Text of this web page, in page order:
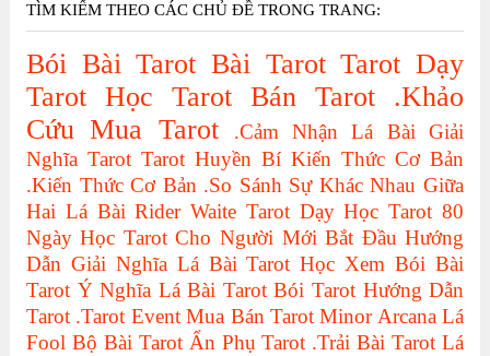
TÌM KIẾM THEO CÁC CHỦ ĐỀ TRONG TRANG:
Bói Bài Tarot Bài Tarot Tarot Dạy
Tarot Học Tarot Bán Tarot
.Khảo
Cứu Mua Tarot .Cảm Nhận Lá Bài
Giải
Nghĩa Tarot Tarot Huyền Bí Kiến Thức Cơ Bản
.Kiến Thức Cơ Bản .So Sánh Sự Khác Nhau Giữa
Hai Lá Bài Rider Waite Tarot Dạy Học Tarot 80
Ngày Học Tarot Cho Người Mới Bắt Đầu Hướng
Dẫn Giải Nghĩa Lá Bài Tarot Học Xem Bói Bài
Tarot Ý Nghĩa Lá Bài Tarot Bói Tarot Hướng Dẫn
Tarot .Tarot Event Mua Bán Tarot Minor Arcana Lá
Fool Bộ Bài Tarot Ẩn Phụ Tarot .Trải Bài Tarot Lá